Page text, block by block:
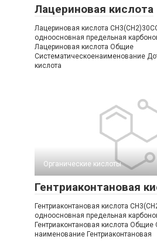
Лацериновая кислота
Лацериновая кислота
одноосновная предельная
Лацериновая кислота Общие
Систематическоенаименование
кислота
Органические кислоты‎
Гентриаконтановая
Гентриаконтановая кислота
одноосновная предельная
Гентриаконтановая кислота Общие
наименование Гентриаконтановая